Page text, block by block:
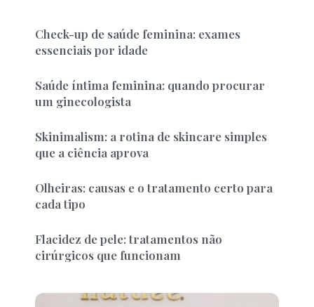
Check-up de saúde feminina: exames
essenciais por idade
Saúde íntima feminina: quando procurar
um ginecologista
Skinimalism: a rotina de skincare simples
que a ciência aprova
Olheiras: causas e o tratamento certo para
cada tipo
Flacidez de pele: tratamentos não
cirúrgicos que funcionam